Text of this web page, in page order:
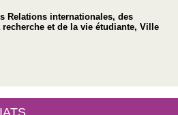
Relations internationales, des
et de la vie étudiante, Ville